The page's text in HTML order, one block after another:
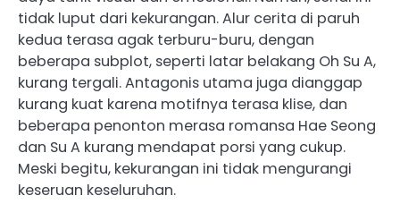
tidak luput dari kekurangan. Alur cerita di paruh
kedua terasa agak terburu-buru, dengan
beberapa subplot, seperti latar belakang Oh Su A,
kurang tergali. Antagonis utama juga dianggap
kurang kuat karena motifnya terasa klise, dan
beberapa penonton merasa romansa Hae Seong
dan Su A kurang mendapat porsi yang cukup.
Meski begitu, kekurangan ini tidak mengurangi
keseruan keseluruhan.